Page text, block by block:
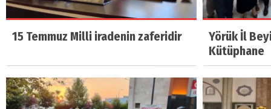
15 Temmuz Milli iradenin zaferidir
Yörük İl
Kütüphane